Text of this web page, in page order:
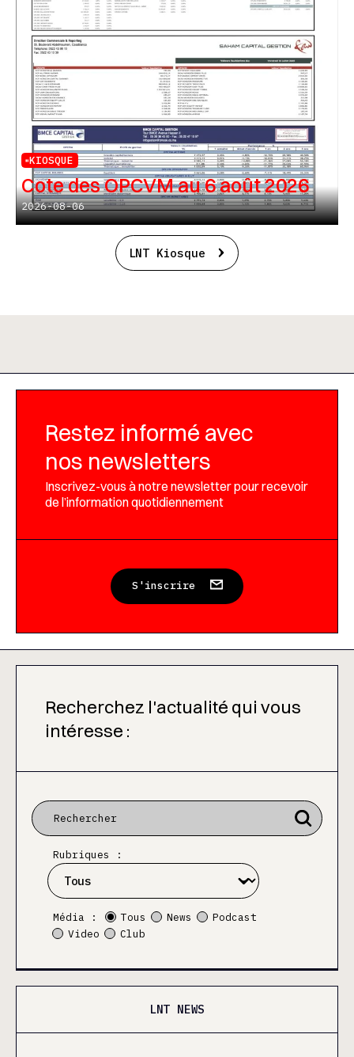
KIOSQUE
Cote des OPCVM au 6 août 2026
2026-08-06
LNT Kiosque
Restez informé avec
nos newsletters
Inscrivez-vous à notre newsletter pour recevoir
de l’information quotidiennement
S'inscrire
Recherchez l'actualité qui vous
intéresse :
Rubriques :
Média : Tous News
Podcast
Video
Club
LNT NEWS